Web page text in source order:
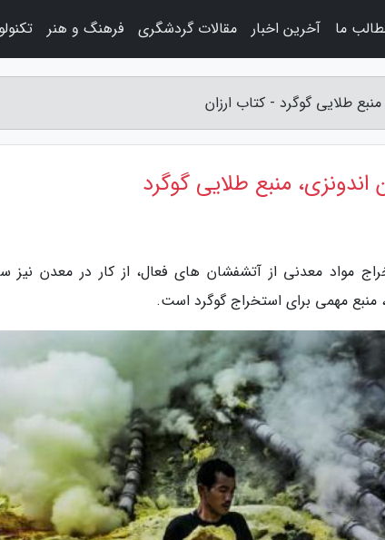
طلایی گوگرد - کتاب ارزان
منبع طلایی گوگرد
مواد معدنی از آتشفشان های فعال، از کار در معدن
منبع مهمی برای استخراج گوگرد است.
ما آخرین اخبار مقالات گردشگری فرهنگ و هنر